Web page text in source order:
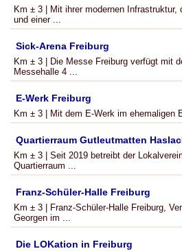
Km ± 3 | Mit ihrer modernen
und einer ...
Sick-Arena Freiburg
Km ± 3 | Die Messe Freiburg verfügt mit
Messehalle 4 ...
E-Werk Freiburg
Km ± 3 | Mit dem E-Werk im ehemaligen
Quartierraum Gutleutmatten
Km ± 3 | Seit 2019 betreibt der
Quartierraum ...
Franz-Schüler-Halle Freiburg
Km ± 3 | Franz-Schüler-Halle Freiburg,
Georgen im ...
Die LOKation in Freiburg